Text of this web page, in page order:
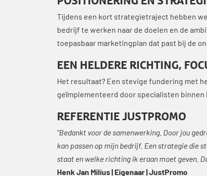
Tijdens een kort strategietraject hebben
bedrijf te werken naar de doelen en de
toepasbaar marketingplan dat past bij de
EEN HELDERE RICHTING,
Het resultaat? Een stevige fundering met
geïmplementeerd door specialisten binnen
REFERENTIE JUSTPROMO
"Bedankt voor de samenwerking. Door jou
kan passen op mijn bedrijf. Een strategie die
staat en welke richting ik eraan moet geven.
Henk Jan Milius | Eigenaar | JustPromo